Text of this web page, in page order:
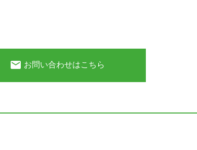
email お問い合わせはこちら